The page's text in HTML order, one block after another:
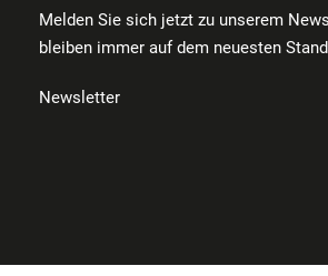
Melden Sie sich jetzt zu unserem
bleiben immer auf dem neuesten
Newsletter